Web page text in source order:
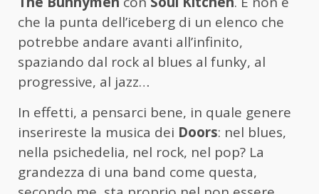
che la punta dell’iceberg di un elenco che
potrebbe andare avanti all’infinito,
spaziando dal rock al blues al funky, al
progressive, al jazz…
In effetti, a pensarci bene, in quale genere
inserireste la musica dei Doors: nel blues,
nella psichedelia, nel rock, nel pop? La
grandezza di una band come questa,